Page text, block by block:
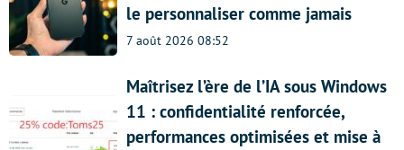
le personnaliser comme jamais
7 août 2026 08:52
Maîtrisez l’ère de l’IA sous Windows
11 : confidentialité renforcée,
performances optimisées et mise à